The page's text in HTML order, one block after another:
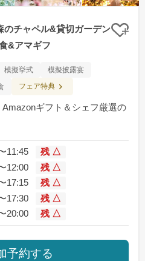
のチャペル&貸切ガーデン
&アマギフ
クリ
模擬挙式
模擬披露宴
フェア特典
ギフト＆シェフ厳選の
11:45
残 △
12:00
残 △
17:15
残 △
17:30
残 △
20:00 残 △
予約する